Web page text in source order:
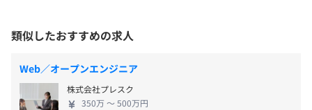
・社内勉強会の開催
・書籍、社外勉強会・カンファレンス参加費用の補助制度
■東京メトロ丸の内線 「淡路町駅」より徒歩6分
■都営地下鉄新宿線 「小川町駅」より徒歩6分
※有給休暇は、1日単位、半日単位、1時間単位（年40時
類似したおすすめの求人
Web／オープンエンジニア
株式会社プレスク
350万 〜 500万円